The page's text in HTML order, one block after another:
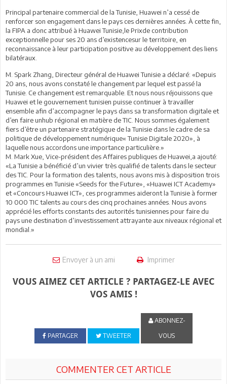
Principal partenaire commercial de la Tunisie, Huawei n’a cessé de
renforcer son engagement dans le pays ces dernières années. À cette fin,
la FIPA a donc attribué à Huawei Tunisie,le Prixde contribution
exceptionnelle pour ses 20 ans d’existencesur le territoire, en
reconnaissance à leur participation positive au développement des liens
bilatéraux.
M. Spark Zhang, Directeur général de Huawei Tunisie a déclaré: «Depuis
20 ans, nous avons constaté le changement par lequel est passé la
Tunisie. Ce changement est remarquable. Et nous nous réjouissons que
Huawei et le gouvernement tunisien puisse continuer à travailler
ensemble afin d’accompagner le pays dans sa transformation digitale et
d’en faire unhub régional en matière de TIC. Nous sommes également
fiers d’être un partenaire stratégique de la Tunisie dans le cadre de sa
politique de développement numérique« Tunisie Digitale 2020», à
laquelle nous accordons une importance particulière.»
M. Mark Xue, Vice-président des Affaires publiques de Huawei,a ajouté:
«La Tunisie a bénéficié d’un vivier très qualifié de talents dans le secteur
des TIC. Pour la formation des talents, nous avons mis à disposition trois
programmes en Tunisie «Seeds for the Future», «Huawei ICT Academy»
et «Concours Huawei ICT», ces programmes aideront la Tunisie à former
10 000 TIC talents au cours des cinq prochaines années. Nous avons
apprécié les efforts constants des autorités tunisiennes pour faire du
pays une destination d’investissement attrayante aux niveaux régional et
mondial.»
Envoyer à un ami Imprimer
VOUS AIMEZ CET ARTICLE ? PARTAGEZ-LE AVEC
VOS AMIS !
PARTAGER TWEETER
ABONNEZ-
VOUS
COMMENTER CET ARTICLE